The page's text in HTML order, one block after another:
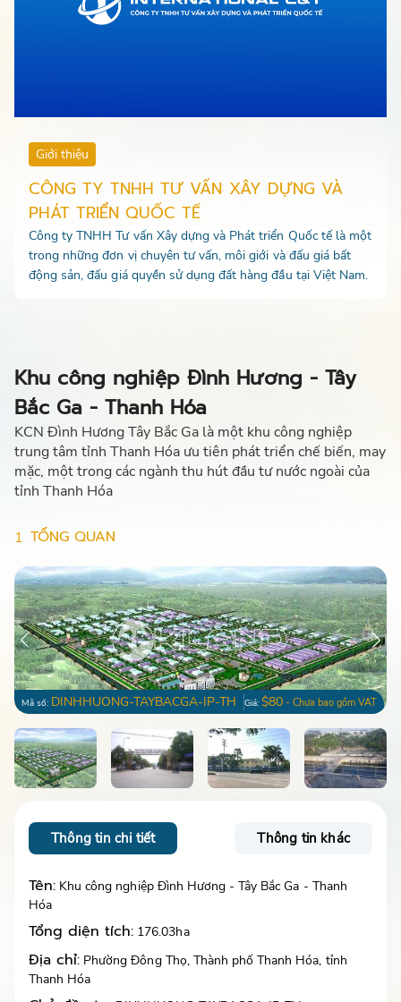
Giới thiệu
CÔNG TY TNHH TƯ VẤN XÂY DỰNG VÀ
PHÁT TRIỂN QUỐC TẾ
Công ty TNHH Tư vấn Xây dựng và Phát triển Quốc tế là một
trong những đơn vị chuyên tư vấn, môi giới và đấu giá bất
động sản, đấu giá quyền sử dụng đất hàng đầu tại Việt Nam.
Khu công nghiệp Đình Hương - Tây
Bắc Ga - Thanh Hóa
KCN Đình Hương Tây Bắc Ga là một khu công nghiệp
trung tâm tỉnh Thanh Hóa ưu tiên phát triển chế biến, may
mặc, một trong các ngành thu hút đầu tư nước ngoài của
tỉnh Thanh Hóa
1 TỔNG QUAN
Mã số: DINHHUONG-TAYBACGA-IP-TH Giá: $80 - Chưa bao gồm VAT
Thông tin chi tiết Thông tin khác
Tên: Khu công nghiệp Đình Hương - Tây Bắc Ga - Thanh
Hóa
Tổng diện tích: 176.03ha
Địa chỉ: Phường Đông Thọ, Thành phố Thanh Hóa, tỉnh
Thanh Hóa